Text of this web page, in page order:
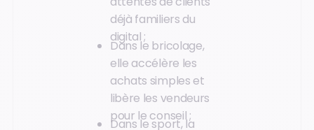
déjà familiers du
digital ;
Dans le bricolage,
elle accélère les
achats simples et
libère les vendeurs
pour le conseil ;
Dans le sport, la